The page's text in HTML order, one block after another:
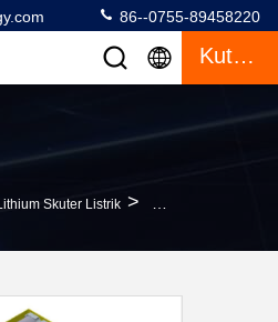
86--0755-89458220
Kutipan
Skuter Listrik > Baterai Lithium